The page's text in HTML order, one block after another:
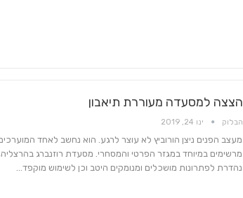
הצצה למסעדה מעוררת תיאבון
הבלוק ינו 24, 2019
מעצב הפנים ניצן הורוביץ לא עוצר לרגע. הוא נחשב לאחד
מרשימים במיוחד במגזר הפרטי והמסחרי. מסעדת רוזנברג
נהדרת לפתרונות מושכלים ומנומקים היטב וכן לשימוש מוקפד…